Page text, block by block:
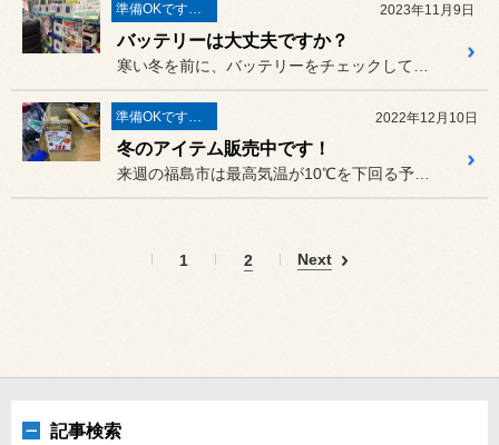
準備OKですか？ 2023年11月9日
バッテリーは大丈夫ですか？
準備OKですか？ 2022年12月10日
冬のアイテム販売中です！
1 2 Next
記事検索